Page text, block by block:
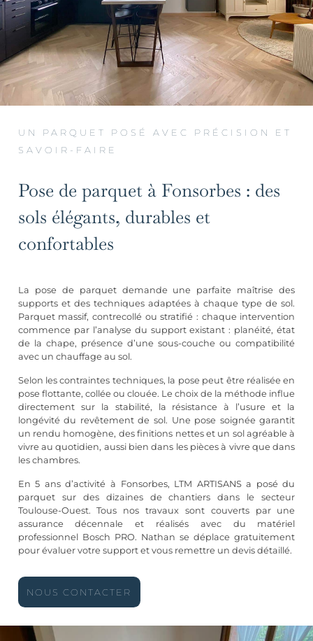
UN PARQUET POSÉ AVEC PRÉCISION ET
SAVOIR-FAIRE
Pose de parquet à Fonsorbes : des
sols élégants, durables et
confortables
La pose de parquet demande une parfaite maîtrise des
supports et des techniques adaptées à chaque type de sol.
Parquet massif, contrecollé ou stratifié : chaque intervention
commence par l’analyse du support existant : planéité, état
de la chape, présence d’une sous-couche ou compatibilité
avec un chauffage au sol.
Selon les contraintes techniques, la pose peut être réalisée en
pose flottante, collée ou clouée. Le choix de la méthode influe
directement sur la stabilité, la résistance à l’usure et la
longévité du revêtement de sol. Une pose soignée garantit
un rendu homogène, des finitions nettes et un sol agréable à
vivre au quotidien, aussi bien dans les pièces à vivre que dans
les chambres.
En 5 ans d’activité à Fonsorbes, LTM ARTISANS a posé du
parquet sur des dizaines de chantiers dans le secteur
Toulouse-Ouest. Tous nos travaux sont couverts par une
assurance décennale et réalisés avec du matériel
professionnel Bosch PRO. Nathan se déplace gratuitement
pour évaluer votre support et vous remettre un devis détaillé.
NOUS CONTACTER